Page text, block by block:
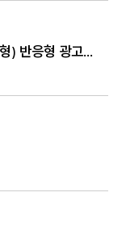
[네이버] 사이트 검색광고(파워링크 유형) 반응형 광고 영역 ‘함께 찾은 파워링크(Beta)’ 출시 (2022년 6월 20일 베타 오픈)